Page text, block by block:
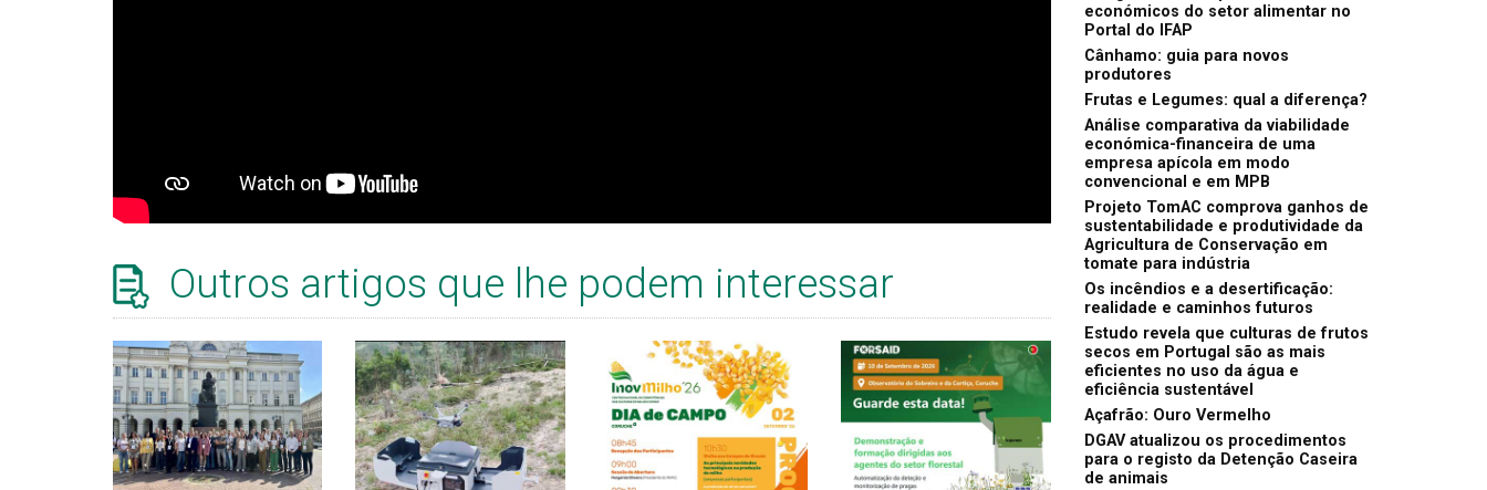
Outros artigos que lhe podem interessar
económicos do setor alimentar no
Portal do IFAP
Cânhamo: guia para novos
produtores
Frutas e Legumes: qual a diferença?
Análise comparativa da viabilidade
económica-financeira de uma
empresa apícola em modo
convencional e em MPB
Projeto TomAC comprova ganhos de
sustentabilidade e produtividade da
Agricultura de Conservação em
tomate para indústria
Os incêndios e a desertificação:
realidade e caminhos futuros
Estudo revela que culturas de frutos
secos em Portugal são as mais
eficientes no uso da água e
eficiência sustentável
Açafrão: Ouro Vermelho
DGAV atualizou os procedimentos
para o registo da Detenção Caseira
de animais